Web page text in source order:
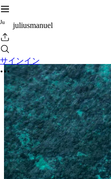
Ju juliusmanuel
サインイン